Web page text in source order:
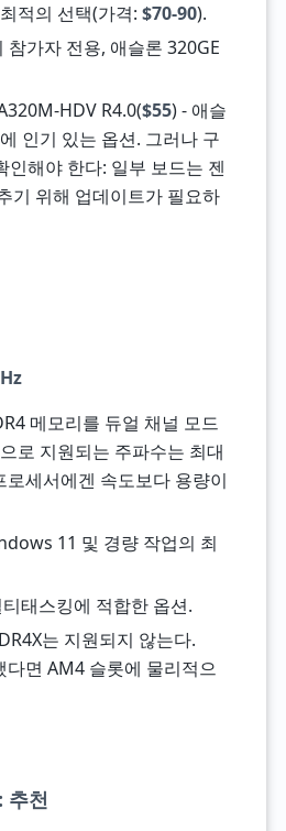
적의 선택(가격: $70-90).
가자 전용, 애슬론 320GE
HDV R4.0($55) - 애슬
인기 있는 옵션. 그러나 구
인해야 한다: 일부 보드는 젠
기 위해 업데이트가 필요하
메모리를 듀얼 채널 모드
로 지원되는 주파수는 최대
세서에겐 속도보다 용량이
11 및 경량 작업의 최
태스킹에 적합한 옵션.
는 지원되지 않는다.
다면 AM4 슬롯에 물리적으
추천